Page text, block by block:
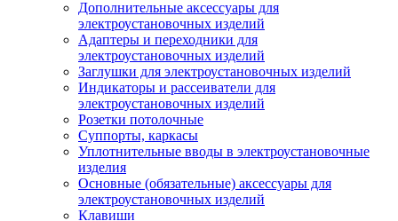
Дополнительные аксессуары для
электроустановочных изделий
Адаптеры и переходники для
электроустановочных изделий
Заглушки для электроустановочных изделий
Индикаторы и рассеиватели для
электроустановочных изделий
Розетки потолочные
Суппорты, каркасы
Уплотнительные вводы в электроустановочные
изделия
Основные (обязательные) аксессуары для
электроустановочных изделий
Клавиши